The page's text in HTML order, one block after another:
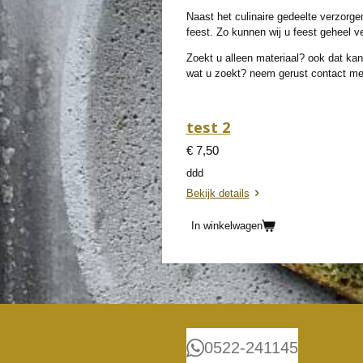
Naast het culinaire gedeelte
feest. Zo kunnen wij u feest geheel
Zoekt u alleen materiaal? ook dat
wat u zoekt? neem gerust contact
test 2
€ 7,50
ddd
Bekijk details
In winkelwagen
0522-241145